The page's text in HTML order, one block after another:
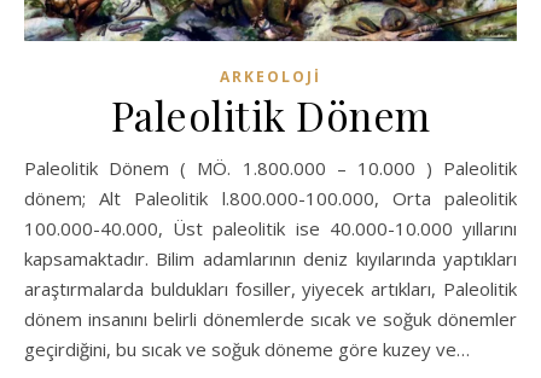
ARKEOLOJİ
Paleolitik Dönem
Paleolitik Dönem ( MÖ. 1.800.000 – 10.000 ) Paleolitik
dönem; Alt Paleolitik l.800.000-100.000, Orta paleolitik
100.000-40.000, Üst paleolitik ise 40.000-10.000 yıllarını
kapsamaktadır. Bilim adamlarının deniz kıyılarında yaptıkları
araştırmalarda buldukları fosiller, yiyecek artıkları, Paleolitik
dönem insanını belirli dönemlerde sıcak ve soğuk dönemler
geçirdiğini, bu sıcak ve soğuk döneme göre kuzey ve…